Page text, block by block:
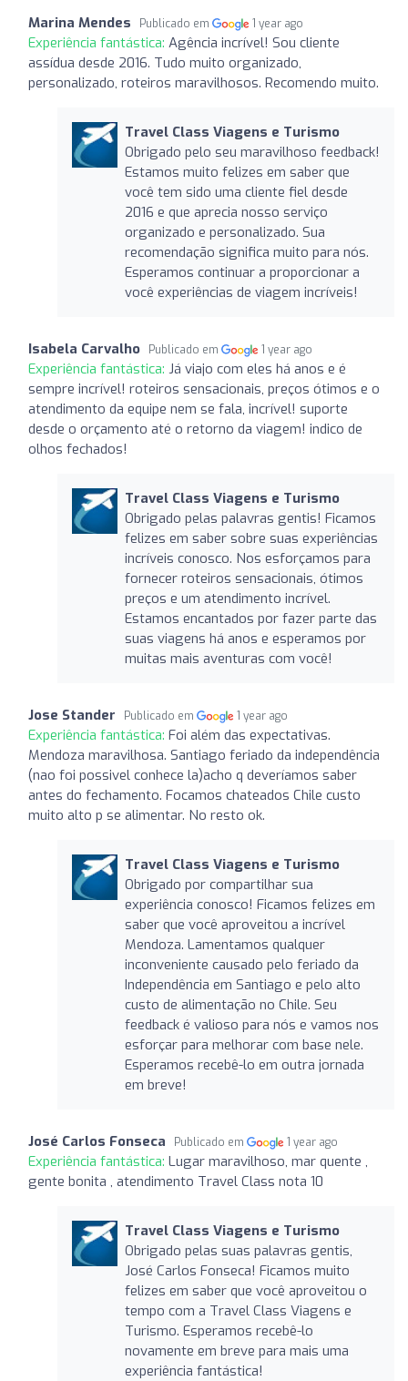
Marina Mendes Publicado em 1 year ago
Experiência fantástica: Agência incrível! Sou cliente
assídua desde 2016. Tudo muito organizado,
personalizado, roteiros maravilhosos. Recomendo muito.
Travel Class Viagens e Turismo
Obrigado pelo seu maravilhoso feedback!
Estamos muito felizes em saber que
você tem sido uma cliente fiel desde
2016 e que aprecia nosso serviço
organizado e personalizado. Sua
recomendação significa muito para nós.
Esperamos continuar a proporcionar a
você experiências de viagem incríveis!
Isabela Carvalho Publicado em 1 year ago
Experiência fantástica: Já viajo com eles há anos e é
sempre incrível! roteiros sensacionais, preços ótimos e o
atendimento da equipe nem se fala, incrível! suporte
desde o orçamento até o retorno da viagem! indico de
olhos fechados!
Travel Class Viagens e Turismo
Obrigado pelas palavras gentis! Ficamos
felizes em saber sobre suas experiências
incríveis conosco. Nos esforçamos para
fornecer roteiros sensacionais, ótimos
preços e um atendimento incrível.
Estamos encantados por fazer parte das
suas viagens há anos e esperamos por
muitas mais aventuras com você!
Jose Stander Publicado em 1 year ago
Experiência fantástica: Foi além das expectativas.
Mendoza maravilhosa. Santiago feriado da independência
(nao foi possivel conhece la)acho q deveríamos saber
antes do fechamento. Focamos chateados Chile custo
muito alto p se alimentar. No resto ok.
Travel Class Viagens e Turismo
Obrigado por compartilhar sua
experiência conosco! Ficamos felizes em
saber que você aproveitou a incrível
Mendoza. Lamentamos qualquer
inconveniente causado pelo feriado da
Independência em Santiago e pelo alto
custo de alimentação no Chile. Seu
feedback é valioso para nós e vamos nos
esforçar para melhorar com base nele.
Esperamos recebê-lo em outra jornada
em breve!
José Carlos Fonseca Publicado em 1 year ago
Experiência fantástica: Lugar maravilhoso, mar quente ,
gente bonita , atendimento Travel Class nota 10
Travel Class Viagens e Turismo
Obrigado pelas suas palavras gentis,
José Carlos Fonseca! Ficamos muito
felizes em saber que você aproveitou o
tempo com a Travel Class Viagens e
Turismo. Esperamos recebê-lo
novamente em breve para mais uma
experiência fantástica!